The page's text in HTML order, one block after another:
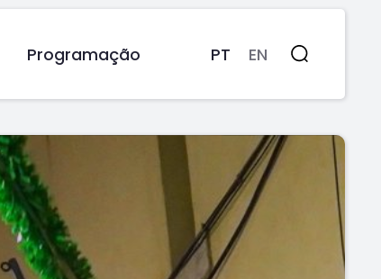
Programação PT EN Pesquisa